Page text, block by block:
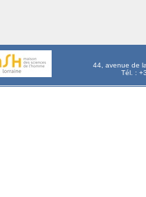
44, avenue de
Tél. :